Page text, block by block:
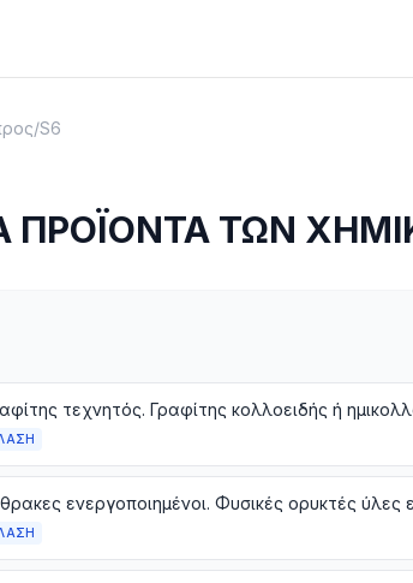
/S6
ΠΡΟΪΟΝΤΑ ΤΩΝ